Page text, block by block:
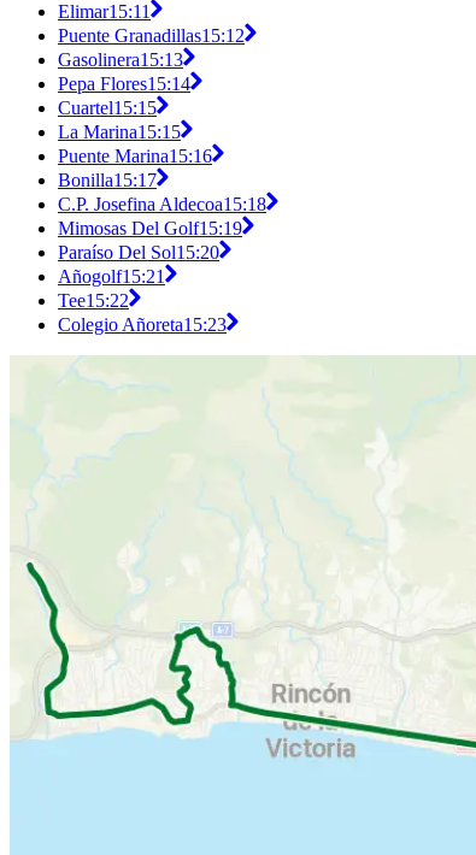
Elimar15:11
Puente Granadillas15:12
Gasolinera15:13
Pepa Flores15:14
Cuartel15:15
La Marina15:15
Puente Marina15:16
Bonilla15:17
C.P. Josefina Aldecoa15:18
Mimosas Del Golf15:19
Paraíso Del Sol15:20
Añogolf15:21
Tee15:22
Colegio Añoreta15:23